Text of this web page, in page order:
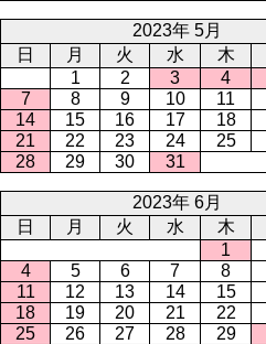
2023年 5月
日
月 火 水 木
1
2 3 4
7
8 9 10 11
14
15 16 17 18
21
22 23 24 25
28
29 30 31
2023年 6月
日
月 火 水 木
1
4
5 6 7 8
11
12 13 14 15
18
19 20 21 22
25
26 27 28 29